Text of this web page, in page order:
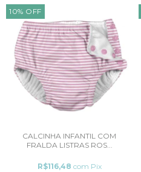
10% OFF
CALCINHA INFANTIL COM
FRALDA LISTRAS ROS...
R$116,48 com Pix